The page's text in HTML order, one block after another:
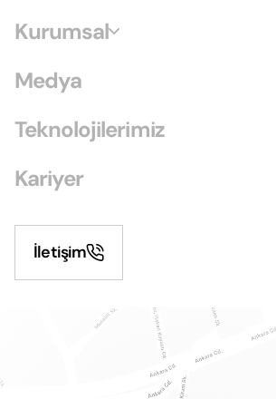
Kurumsal
Medya
Teknolojilerimiz
Kariyer
İletişim